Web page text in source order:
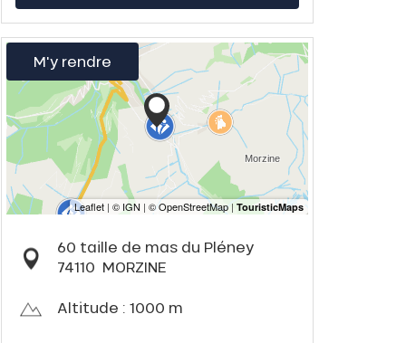
M'y rendre
60 taille de mas du Pléney
74110 MORZINE
Altitude : 1000 m